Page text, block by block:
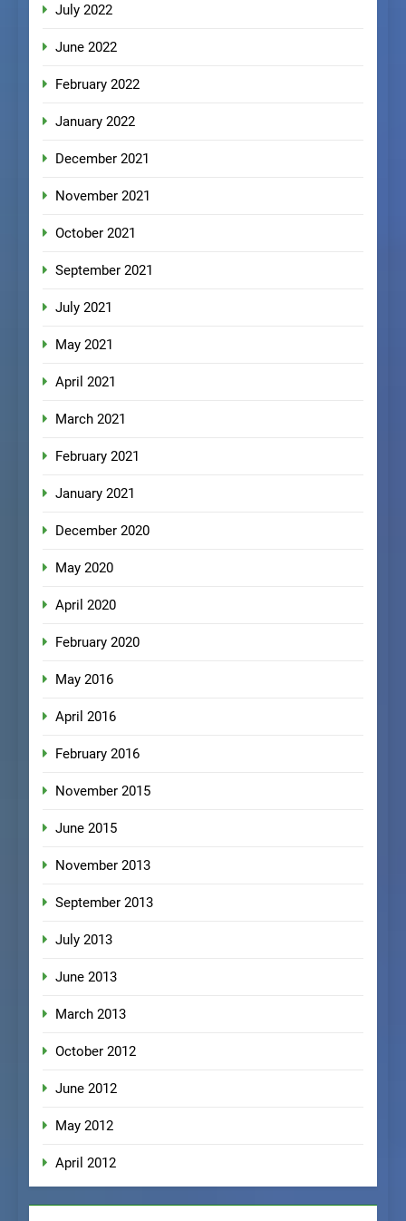
July 2022
June 2022
February 2022
January 2022
December 2021
November 2021
October 2021
September 2021
July 2021
May 2021
April 2021
March 2021
February 2021
January 2021
December 2020
May 2020
April 2020
February 2020
May 2016
April 2016
February 2016
November 2015
June 2015
November 2013
September 2013
July 2013
June 2013
March 2013
October 2012
June 2012
May 2012
April 2012